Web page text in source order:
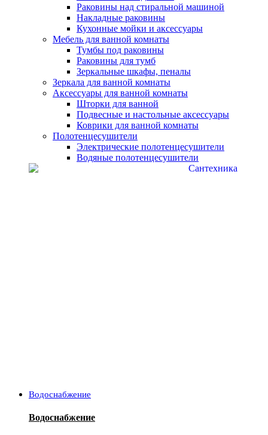
Раковины над стиральной машиной
Накладные раковины
Кухонные мойки и аксессуары
Мебель для ванной комнаты
Тумбы под раковины
Раковины для тумб
Зеркальные шкафы, пеналы
Зеркала для ванной комнаты
Аксессуары для ванной комнаты
Шторки для ванной
Подвесные и настольные аксессуары
Коврики для ванной комнаты
Полотенцесушители
Электрические полотенцесушители
Водяные полотенцесушители
Водоснабжение
Водоснабжение